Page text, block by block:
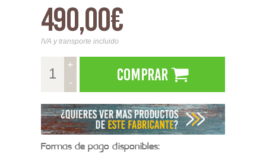
490,00€
IVA y transporte incluido
+
-
Comprar
Formas de pago disponibles: